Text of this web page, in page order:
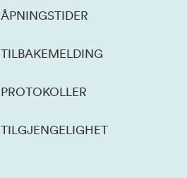
ÅPNINGSTIDER
TILBAKEMELDING
PROTOKOLLER
TILGJENGELIGHET